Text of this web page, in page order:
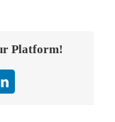
Platform!
LinkedIn